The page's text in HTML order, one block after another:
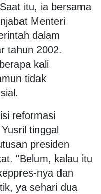
itu, ia bersama
Menteri
dalam
tahun 2002.
kali
tidak
reformasi
tinggal
presiden
"Belum, kalau itu
nya dan
ya sehari dua